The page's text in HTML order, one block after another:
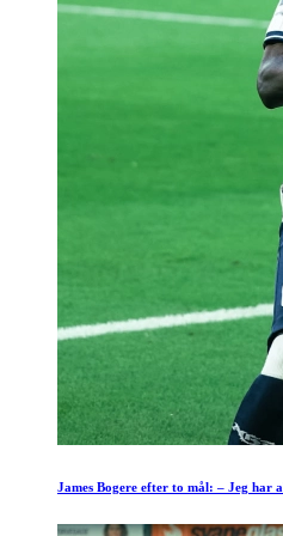
James Bogere efter to mål: – Jeg har